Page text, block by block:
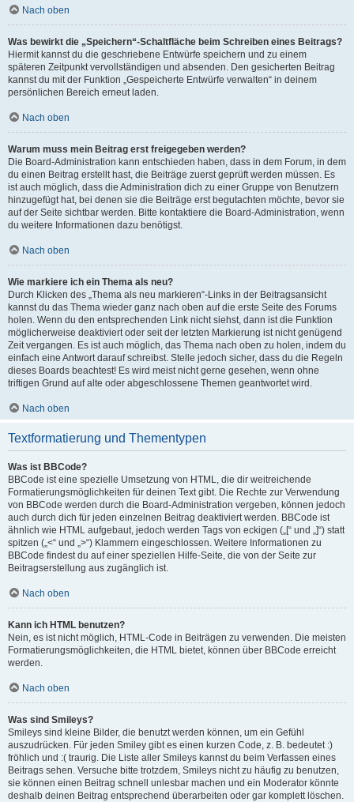
Nach oben
Was bewirkt die „Speichern“-Schaltfläche beim Schreiben eines Beitrags?
Hiermit kannst du die geschriebene Entwürfe speichern und zu einem
späteren Zeitpunkt vervollständigen und absenden. Den gesicherten Beitrag
kannst du mit der Funktion „Gespeicherte Entwürfe verwalten“ in deinem
persönlichen Bereich erneut laden.
Nach oben
Warum muss mein Beitrag erst freigegeben werden?
Die Board-Administration kann entschieden haben, dass in dem Forum, in dem
du einen Beitrag erstellt hast, die Beiträge zuerst geprüft werden müssen. Es
ist auch möglich, dass die Administration dich zu einer Gruppe von Benutzern
hinzugefügt hat, bei denen sie die Beiträge erst begutachten möchte, bevor sie
auf der Seite sichtbar werden. Bitte kontaktiere die Board-Administration, wenn
du weitere Informationen dazu benötigst.
Nach oben
Wie markiere ich ein Thema als neu?
Durch Klicken des „Thema als neu markieren“-Links in der Beitragsansicht
kannst du das Thema wieder ganz nach oben auf die erste Seite des Forums
holen. Wenn du den entsprechenden Link nicht siehst, dann ist die Funktion
möglicherweise deaktiviert oder seit der letzten Markierung ist nicht genügend
Zeit vergangen. Es ist auch möglich, das Thema nach oben zu holen, indem du
einfach eine Antwort darauf schreibst. Stelle jedoch sicher, dass du die Regeln
dieses Boards beachtest! Es wird meist nicht gerne gesehen, wenn ohne
triftigen Grund auf alte oder abgeschlossene Themen geantwortet wird.
Nach oben
Textformatierung und Thementypen
Was ist BBCode?
BBCode ist eine spezielle Umsetzung von HTML, die dir weitreichende
Formatierungsmöglichkeiten für deinen Text gibt. Die Rechte zur Verwendung
von BBCode werden durch die Board-Administration vergeben, können jedoch
auch durch dich für jeden einzelnen Beitrag deaktiviert werden. BBCode ist
ähnlich wie HTML aufgebaut, jedoch werden Tags von eckigen („[“ und „]“) statt
spitzen („<“ und „>“) Klammern eingeschlossen. Weitere Informationen zu
BBCode findest du auf einer speziellen Hilfe-Seite, die von der Seite zur
Beitragserstellung aus zugänglich ist.
Nach oben
Kann ich HTML benutzen?
Nein, es ist nicht möglich, HTML-Code in Beiträgen zu verwenden. Die meisten
Formatierungsmöglichkeiten, die HTML bietet, können über BBCode erreicht
werden.
Nach oben
Was sind Smileys?
Smileys sind kleine Bilder, die benutzt werden können, um ein Gefühl
auszudrücken. Für jeden Smiley gibt es einen kurzen Code, z. B. bedeutet :)
fröhlich und :( traurig. Die Liste aller Smileys kannst du beim Verfassen eines
Beitrags sehen. Versuche bitte trotzdem, Smileys nicht zu häufig zu benutzen,
sie können einen Beitrag schnell unlesbar machen und ein Moderator könnte
deshalb deinen Beitrag entsprechend überarbeiten oder gar komplett löschen.